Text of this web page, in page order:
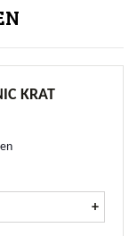
KRAT
krat 12x1,1 ltr
+